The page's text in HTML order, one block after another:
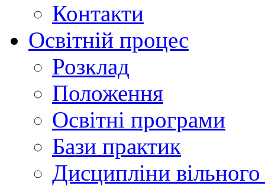
Контакти
Освітній процес
Розклад
Положення
Освітні програми
Бази практик
Дисципліни